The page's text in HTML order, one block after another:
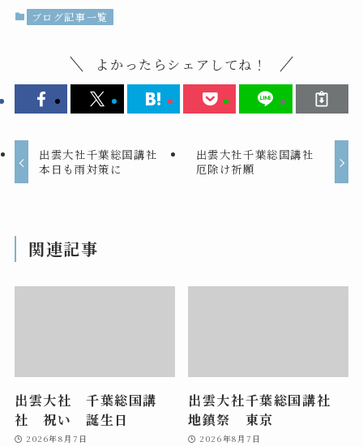
ブログ記事一覧
よかったらシェアしてね！
出雲大社千葉総国講社
本日も雨対策に
出雲大社千葉総国講社
厄除け祈願
関連記事
出雲大社 千葉総国講
社 祝い 誕生日
2026年8月7日
出雲大社千葉総国講社
地鎮祭 東京
2026年8月7日